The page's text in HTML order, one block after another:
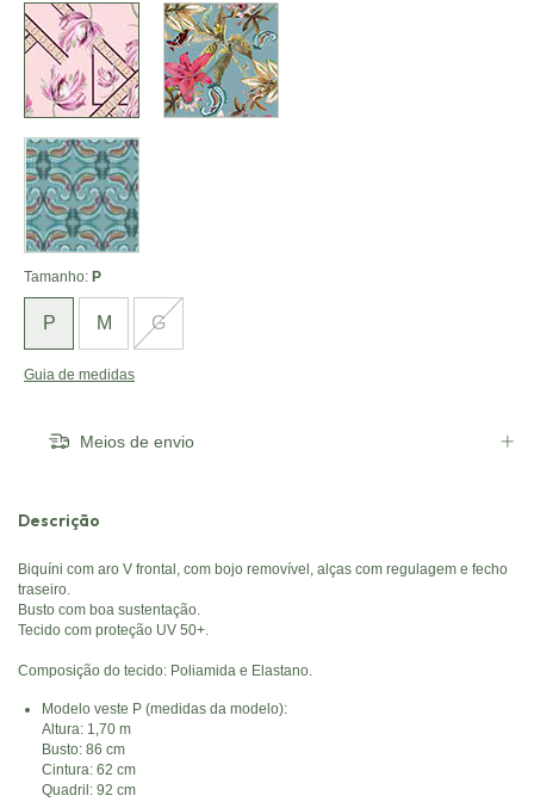
Peônia Floral
Cashmere
Tamanho: P
P M G
Guia de medidas
Meios de envio
Descrição
Biquíni com aro V frontal, com bojo removível, alças com regulagem e fecho
traseiro.
Busto com boa sustentação.
Tecido com proteção UV 50+.
Composição do tecido: Poliamida e Elastano.
Modelo veste P (medidas da modelo):
Altura: 1,70 m
Busto: 86 cm
Cintura: 62 cm
Quadril: 92 cm